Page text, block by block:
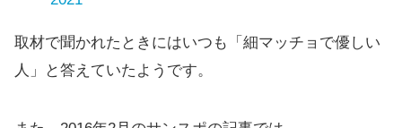
取材で聞かれたときにはいつも「細マッチョで優しい
人」と答えていたようです。